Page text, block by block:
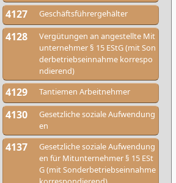
4127 Geschäftsführergehälter
4128
Vergütungen an angestellte Mit
unternehmer § 15 EStG (mit Son
derbetriebseinnahme korrespo
ndierend)
4129 Tantiemen Arbeitnehmer
4130
Gesetzliche soziale Aufwendung
en
4137
Gesetzliche soziale Aufwendung
en für Mitunternehmer § 15 ESt
G (mit Sonderbetriebseinnahme